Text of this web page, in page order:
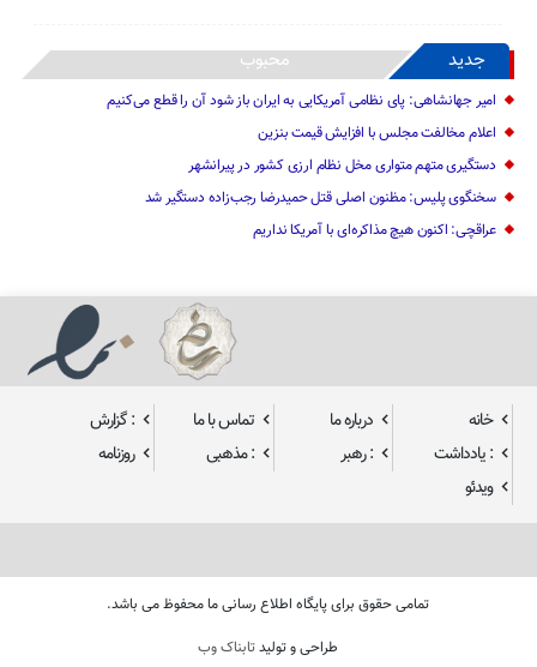
جدید محبوب
امیر جهانشاهی: پای نظامی آمریکایی به ایران باز شود آن را قطع می‌کنیم
اعلام مخالفت مجلس با افزایش قیمت بنزین
دستگیری متهم متواری مخل نظام ارزی کشور در پیرانشهر
سخنگوی پلیس: مظنون اصلی قتل حمیدرضا رجب‌زاده دستگیر شد
عراقچی: اکنون هیچ مذاکره‌ای با آمریکا نداریم
خانه درباره ما تماس با ما
: گزارش
: یادداشت
: رهبر : مذهبی
روزنامه
ویدئو
تمامی حقوق برای پایگاه اطلاع رسانی ما محفوظ می باشد.
طراحی و تولیدتابناک وب